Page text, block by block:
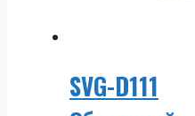
SVG-D111